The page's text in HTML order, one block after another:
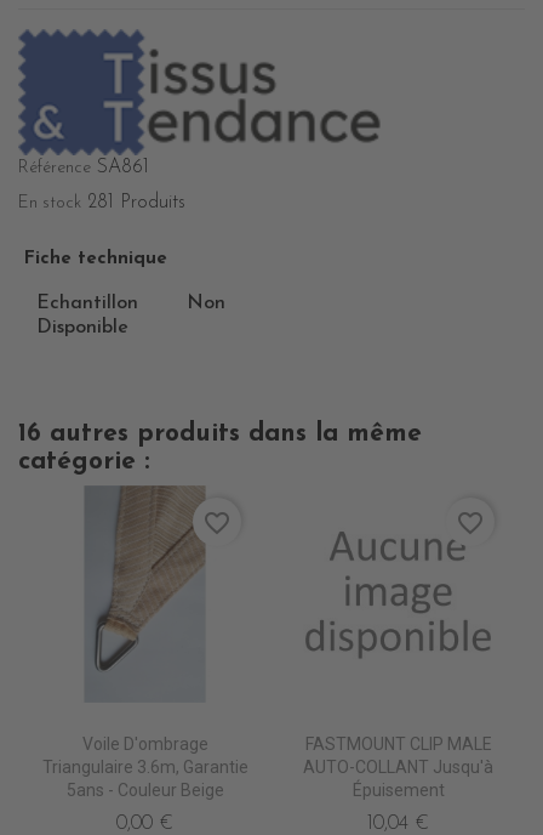
Référence SA861
En stock 281 Produits
Fiche technique
Echantillon
Disponible
Non
16 autres produits dans la même
catégorie :
Voile D'ombrage
Triangulaire 3.6m, Garantie
5ans - Couleur Beige
0,00 €
favorite_border
FASTMOUNT CLIP MALE
AUTO-COLLANT Jusqu'à
Épuisement
10,04 €
favorite_border